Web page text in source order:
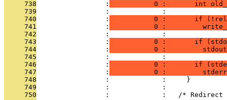
     738
                 :
0 :       int
     739
                 :             :
     740
                 :
0 :       if
     741
                 :
0 :
     742
                 :             :
     743
                 :
0 :       if
     744
                 :
0 :
     745
                 :             :
     746
                 :
0 :       if
     747
                 :
0 :
     748
                 :             :     }
     749
                 :             :
     750
:             :   /* Redirect